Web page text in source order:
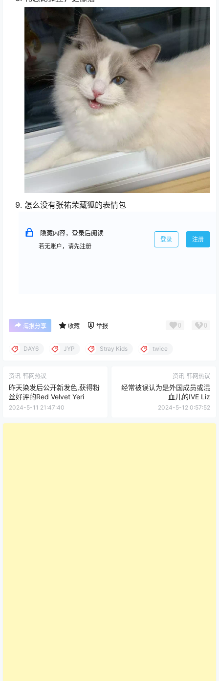
怎么没有张祐荣藏狐的表情包
隐藏内容，登录后阅读
若无账户，请先注册
登录 注册
海报分享 收藏 举报 0 0
DAY6 JYP Stray Kids twice
资讯 韩网热议
昨天染发后公开新发色,获得粉
丝好评的Red Velvet Yeri
2024-5-11 21:47:40
资讯 韩网热议
经常被误认为是外国成员或混
血儿的IVE Liz
2024-5-12 0:57:52